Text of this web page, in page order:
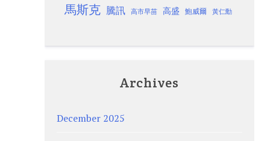
馬斯克 騰訊 高市早苗 高盛 鮑威爾 黃仁勳
Archives
December 2025